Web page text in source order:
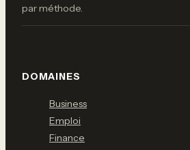
par méthode.
DOMAINES
Business
Emploi
Finance